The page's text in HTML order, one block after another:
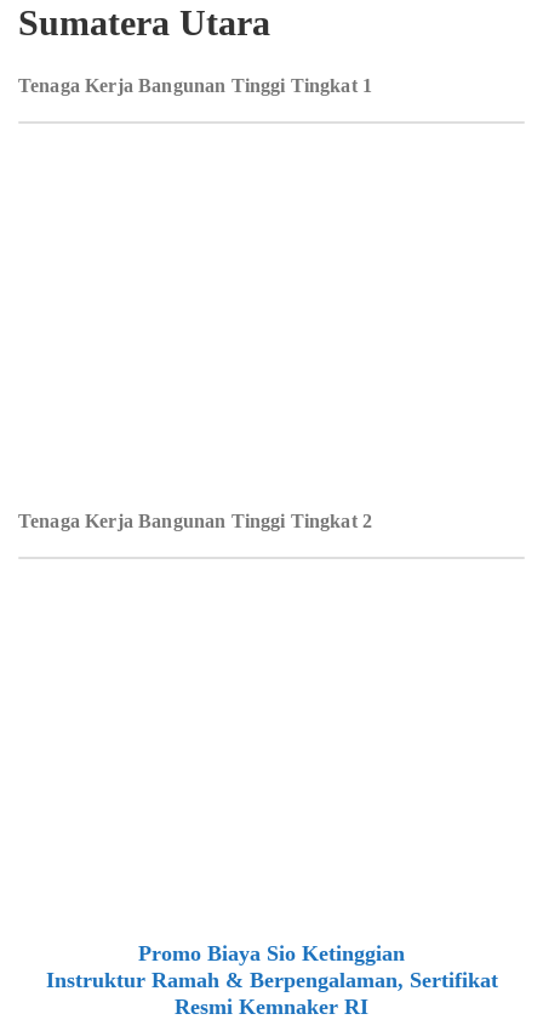
Sumatera Utara
Tenaga Kerja Bangunan Tinggi Tingkat 1
Tenaga Kerja Bangunan Tinggi Tingkat 2
Promo Biaya Sio Ketinggian
Instruktur Ramah & Berpengalaman, Sertifikat
Resmi Kemnaker RI